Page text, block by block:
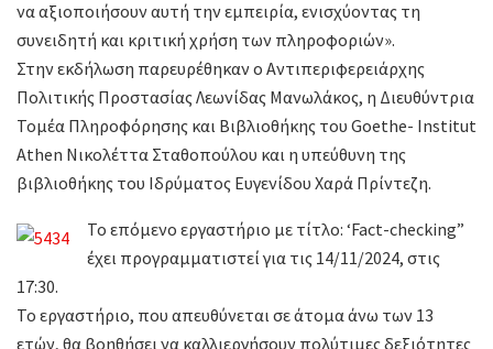
να αξιοποιήσουν αυτή την εμπειρία, ενισχύοντας τη
συνειδητή και κριτική χρήση των πληροφοριών».
Στην εκδήλωση παρευρέθηκαν ο Αντιπεριφερειάρχης
Πολιτικής Προστασίας Λεωνίδας Μανωλάκος, η Διευθύντρια
Τομέα Πληροφόρησης και Βιβλιοθήκης του Goethe- Institut
Athen Νικολέττα Σταθοπούλου και η υπεύθυνη της
βιβλιοθήκης του Ιδρύματος Ευγενίδου Χαρά Πρίντεζη.
Το επόμενο εργαστήριο με τίτλο: ‘Fact-checking”
έχει προγραμματιστεί για τις 14/11/2024, στις
17:30.
Το εργαστήριο, που απευθύνεται σε άτομα άνω των 13
ετών, θα βοηθήσει να καλλιεργήσουν πολύτιμες δεξιότητες